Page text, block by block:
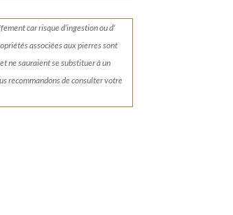
car risque d’ingestion ou d’
associées aux pierres sont
ne sauraient se substituer à un
recommandons de consulter votre